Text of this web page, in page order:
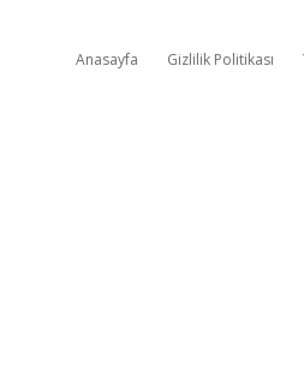
Anasayfa Gizlilik Politikası